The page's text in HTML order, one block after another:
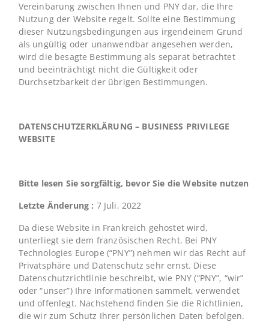
Vereinbarung zwischen Ihnen und PNY dar, die Ihre
Nutzung der Website regelt. Sollte eine Bestimmung
dieser Nutzungsbedingungen aus irgendeinem Grund
als ungültig oder unanwendbar angesehen werden,
wird die besagte Bestimmung als separat betrachtet
und beeinträchtigt nicht die Gültigkeit oder
Durchsetzbarkeit der übrigen Bestimmungen.
DATENSCHUTZERKLÄRUNG – BUSINESS PRIVILEGE
WEBSITE
Bitte lesen Sie sorgfältig, bevor Sie die Website nutzen
Letzte Änderung : 7 Juli, 2022
Da diese Website in Frankreich gehostet wird,
unterliegt sie dem französischen Recht. Bei PNY
Technologies Europe (“PNY”) nehmen wir das Recht auf
Privatsphäre und Datenschutz sehr ernst. Diese
Datenschutzrichtlinie beschreibt, wie PNY (“PNY”, “wir”
oder “unser”) Ihre Informationen sammelt, verwendet
und offenlegt. Nachstehend finden Sie die Richtlinien,
die wir zum Schutz Ihrer persönlichen Daten befolgen.